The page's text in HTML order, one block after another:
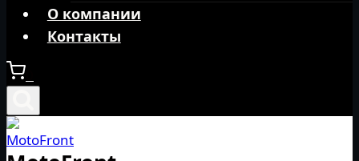
О компании
Контакты